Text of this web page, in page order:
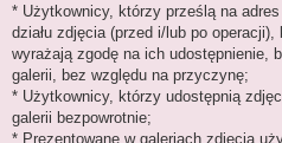
* Użytkownicy, którzy prześlą na
działu zdjęcia (przed i/lub po
wyrażają zgodę na ich udostępnienie,
galerii, bez względu na przyczynę;
* Użytkownicy, którzy udostępnią
galerii bezpowrotnie;
* Prezentowane w galeriach zdjęcia